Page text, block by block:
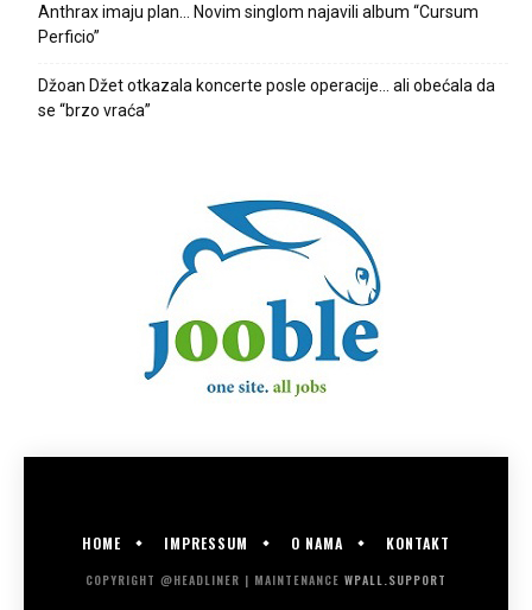
Anthrax imaju plan… Novim singlom najavili album “Cursum
Perficio”
Džoan Džet otkazala koncerte posle operacije… ali obećala da
se “brzo vraća”
HOME IMPRESSUM O NAMA KONTAKT
COPYRIGHT @HEADLINER | MAINTENANCE WPALL.SUPPORT